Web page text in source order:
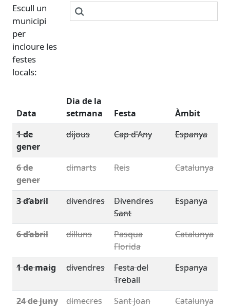
Escull un
municipi
per
incloure les
festes
locals:
Data
Dia de la
setmana
Festa
Àmbit
1 de
gener
dijous Cap d'Any Espanya
6 de
gener
dimarts Reis Catalunya
3 d’abril divendres
Divendres
Sant
Espanya
6 d’abril dilluns
Pasqua
Florida
Catalunya
1 de maig divendres
Festa del
Treball
Espanya
24 de juny dimecres Sant Joan
Catalunya